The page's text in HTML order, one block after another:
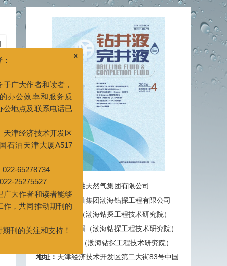
主管：
中国石油天然气集团有限公司
主办： 中国石油集团渤海钻探工程有限公司
陈世春（渤海钻探工程技术研究院）
副主编： 汪桂娟（渤海钻探工程技术研究院）
任 强（渤海钻探工程技术研究院）
地址：天津经济技术开发区第二大街83号中国
x
和读者，
和服务质
系电话已
术开发区
大厦A517
读者能够
动期刊的
和支持！